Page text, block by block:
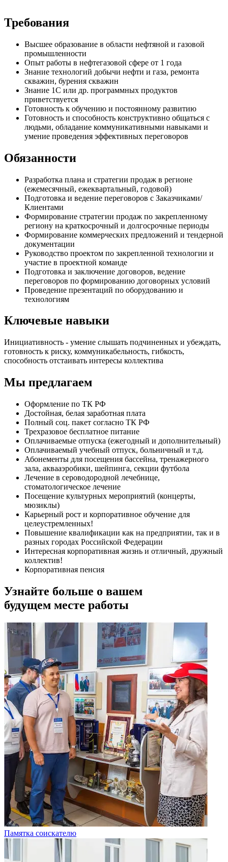
Требования
Высшее образование в области нефтяной и газовой
промышленности
Опыт работы в нефтегазовой сфере от 1 года
Знание технологий добычи нефти и газа, ремонта
скважин, бурения скважин
Знание 1С или др. программных продуктов
приветствуется
Готовность к обучению и постоянному развитию
Готовность и способность конструктивно общаться с
людьми, обладание коммуникативными навыками и
умение проведения эффективных переговоров
Обязанности
Разработка плана и стратегии продаж в регионе
(ежемесячный, ежеквартальный, годовой)
Подготовка и ведение переговоров с Заказчиками/
Клиентами
Формирование стратегии продаж по закрепленному
региону на краткосрочный и долгосрочные периоды
Формирование коммерческих предложений и тендерной
документации
Руководство проектом по закрепленной технологии и
участие в проектной команде
Подготовка и заключение договоров, ведение
переговоров по формированию договорных условий
Проведение презентаций по оборудованию и
технологиям
Ключевые навыки
Инициативность - умение слышать подчиненных и убеждать,
готовность к риску, коммуникабельность, гибкость,
способность отстаивать интересы коллектива
Мы предлагаем
Оформление по ТК РФ
Достойная, белая заработная плата
Полный соц. пакет согласно ТК РФ
Трехразовое бесплатное питание
Оплачиваемые отпуска (ежегодный и дополнительный)
Оплачиваемый учебный отпуск, больничный и т.д.
Абонементы для посещения бассейна, тренажерного
зала, аквааэробики, шейпинга, секции футбола
Лечение в сероводородной лечебнице,
стоматологическое лечение
Посещение культурных мероприятий (концерты,
мюзиклы)
Карьерный рост и корпоративное обучение для
целеустремленных!
Повышение квалификации как на предприятии, так и в
разных городах Российской Федерации
Интересная корпоративная жизнь и отличный, дружный
коллектив!
Корпоративная пенсия
Узнайте больше о вашем
будущем месте работы
Памятка соискателю